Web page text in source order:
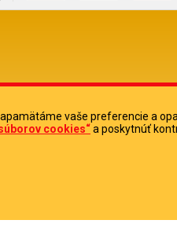
vaše preferencie a
cookies“a poskytnúť